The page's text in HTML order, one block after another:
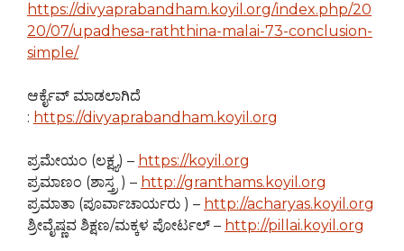
https://divyaprabandham.koyil.org/index.php/20
20/07/upadhesa-raththina-malai-73-conclusion-
simple/
ಆರ್ಕೈವ್ ಮಾಡಲಾಗಿದೆ
: https://divyaprabandham.koyil.org
ಪ್ರಮೇಯಂ (ಲಕ್ಷ್ಯ) – https://koyil.org
ಪ್ರಮಾಣಂ (ಶಾಸ್ತ್ರ ) – http://granthams.koyil.org
ಪ್ರಮಾತಾ (ಪೂರ್ವಾಚಾರ್ಯರು ) – http://acharyas.koyil.org
ಶ್ರೀವೈಷ್ಣವ ಶಿಕ್ಷಣ/ಮಕ್ಕಳ ಪೋರ್ಟಲ್ – http://pillai.koyil.org